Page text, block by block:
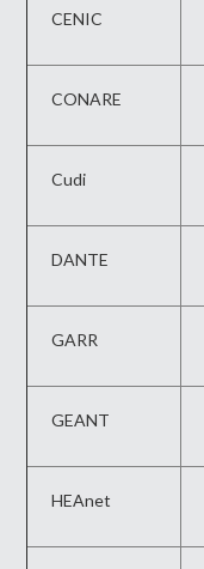
CENIC
CONARE
Cudi
DANTE
GARR
GEANT
HEAnet